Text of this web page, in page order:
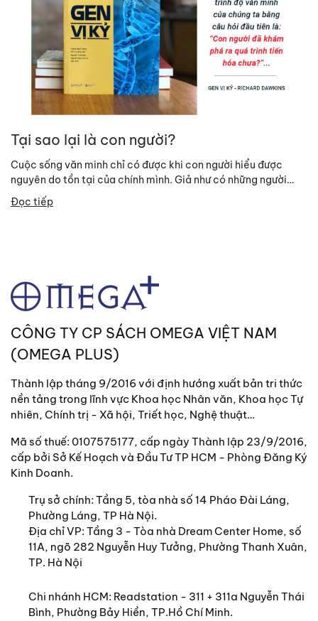
Tại sao lại là con người?
Cuộc sống văn minh chỉ có được khi con người hiểu được
nguyên do tồn tại của chính mình. Giả như có những người
ngoài hành...
Đọc tiếp
CÔNG TY CP SÁCH OMEGA VIỆT NAM
(OMEGA PLUS)
Thành lập tháng 9/2016 với định hướng xuất bản tri thức
nền tảng trong lĩnh vực Khoa học Nhân văn, Khoa học Tự
nhiên, Chính trị - Xã hội, Triết học, Nghệ thuật…
Mã số thuế: 0107575177, cấp ngày Thành lập 23/9/2016,
cấp bởi Sở Kế Hoạch và Đầu Tư TP HCM - Phòng Đăng Ký
Kinh Doanh.
Trụ sở chính: Tầng 5, tòa nhà số 14 Pháo Đài Láng,
Phường Láng, TP Hà Nội.
Địa chỉ VP: Tầng 3 - Tòa nhà Dream Center Home, số
11A, ngõ 282 Nguyễn Huy Tưởng, Phường Thanh Xuân,
TP. Hà Nội
Chi nhánh HCM: Readstation - 311 + 311a Nguyễn Thái
Bình, Phường Bảy Hiền, TP.Hồ Chí Minh.